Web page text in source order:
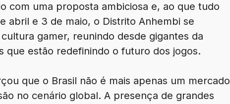
com uma proposta ambiciosa e, ao que tudo
abril e 3 de maio, o Distrito Anhembi se
gamer, reunindo desde gigantes da
que estão redefinindo o futuro dos jogos.
que o Brasil não é mais apenas um mercado
no cenário global. A presença de grandes